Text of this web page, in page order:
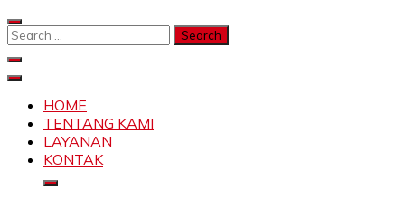
Skip
to
Search
SKYLIFTHOME
TENTANG KAMI
LAYANAN
KONTAK